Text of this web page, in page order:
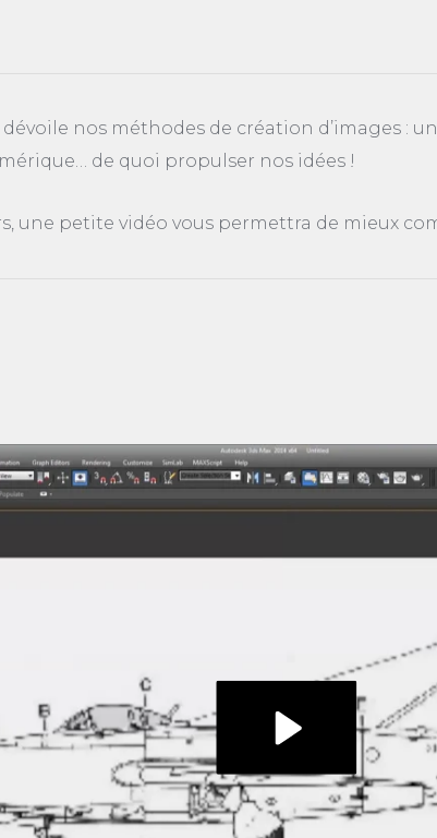
nos méthodes de création d’images :
de quoi propulser nos idées !
une petite vidéo vous permettra de mieux